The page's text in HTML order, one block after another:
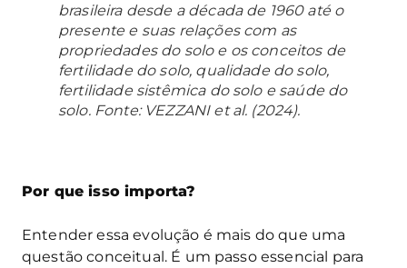
brasileira desde a década de 1960 até o
presente e suas relações com as
propriedades do solo e os conceitos de
fertilidade do solo, qualidade do solo,
fertilidade sistêmica do solo e saúde do
solo. Fonte: VEZZANI et al. (2024).
Por que isso importa?
Entender essa evolução é mais do que uma
questão conceitual. É um passo essencial para